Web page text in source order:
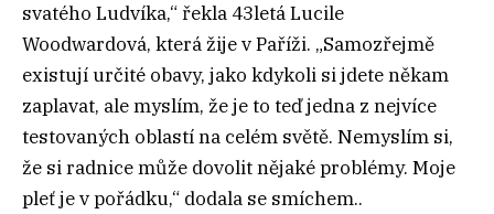
svatého Ludvíka,“ řekla 43letá Lucile
Woodwardová, která žije v Paříži. „Samozřejmě
existují určité obavy, jako kdykoli si jdete někam
zaplavat, ale myslím, že je to teď jedna z nejvíce
testovaných oblastí na celém světě. Nemyslím si,
že si radnice může dovolit nějaké problémy. Moje
pleť je v pořádku,“ dodala se smíchem..